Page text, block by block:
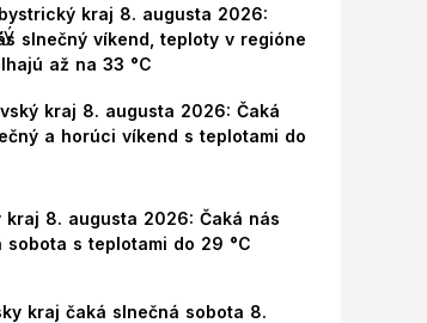
kraj 8. augusta 2026:
slnečný víkend, teploty v regióne
až na 33 °C
kraj 8. augusta 2026: Čaká
a horúci víkend s teplotami do
kraj 8. augusta 2026: Čaká nás
sobota s teplotami do 29 °C
kraj čaká slnečná sobota 8.